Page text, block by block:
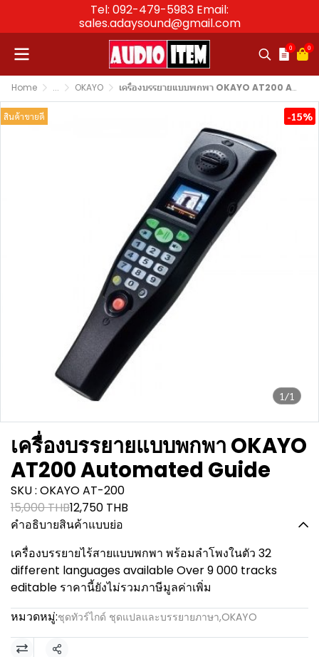
Tel: 092-479-5983 Email:
sales.adaysound@gmail.com
0 0
Home ... OKAYO เครื่องบรรยายแบบพกพา OKAYO AT200 Automated Guide
1/1
สินค้าขายดี -15%
เครื่องบรรยายแบบพกพา OKAYO
AT200 Automated Guide
SKU : OKAYO AT-200
15,000 THB12,750 THB
คำอธิบายสินค้าแบบย่อ
เครื่องบรรยายไร้สายแบบพกพา พร้อมลำโพงในตัว 32
different languages available Over 9 000 tracks
editable ราคานี้ยังไม่รวมภาษีมูลค่าเพิ่ม
หมวดหมู่:ชุดทัวร์ไกด์ ชุดแปลและบรรยายภาษา,OKAYO